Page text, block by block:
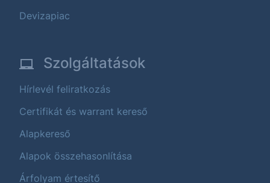
Devizapiac
Szolgáltatások
Hírlevél feliratkozás
Certifikát és warrant kereső
Alapkereső
Alapok összehasonlítása
Árfolyam értesítő